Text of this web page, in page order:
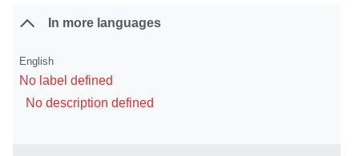
In more languages
English
No label defined
No description defined